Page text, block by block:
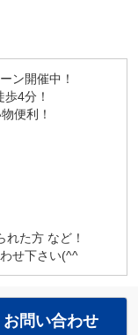
ン開催中！
4分！
便利！
た方 など！
せ下さい(^^
お問い合わせ